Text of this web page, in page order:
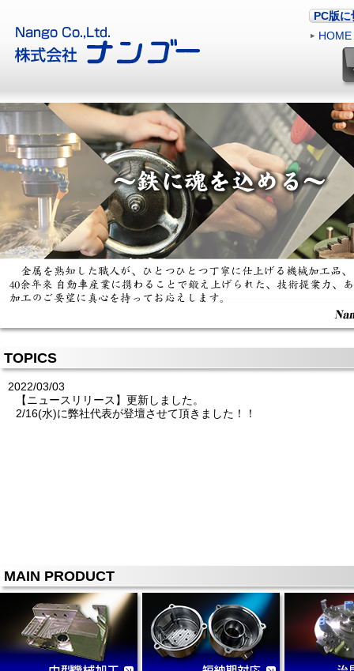
PC版に
HOME
TOPICS
2022/03/03
【ニュースリリース】更新しました。
2/16(水)に弊社代表が登壇させて頂きました！！
MAIN PRODUCT